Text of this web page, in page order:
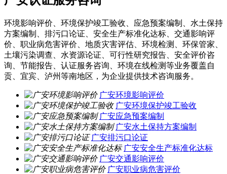
环境影响评价、环境保护竣工验收、应急预案编制、水土保持
方案编制、排污口论证、安全生产标准化达标、交通影响评
价、职业病危害评价、地质灾害评估、环境检测、环保管家、
土壤污染调查、水资源论证、可行性研究报告、安全评价咨
询、节能报告、认证服务咨询、环境在线检测等业务覆盖自
贡、宜宾、泸州等南地区，为企业提供技术咨询服务。
广安环境影响评价
广安环境保护竣工验收
广安应急预案编制
广安水土保持方案编制
广安排污口论证
广安安全生产标准化达标
广安交通影响评价
广安职业病危害评价